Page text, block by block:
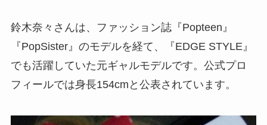
鈴木奈々さんは、ファッション誌『Popteen』
『PopSister』のモデルを経て、『EDGE STYLE』
でも活躍していた元ギャルモデルです。公式プロ
フィールでは身長154cmと公表されています。